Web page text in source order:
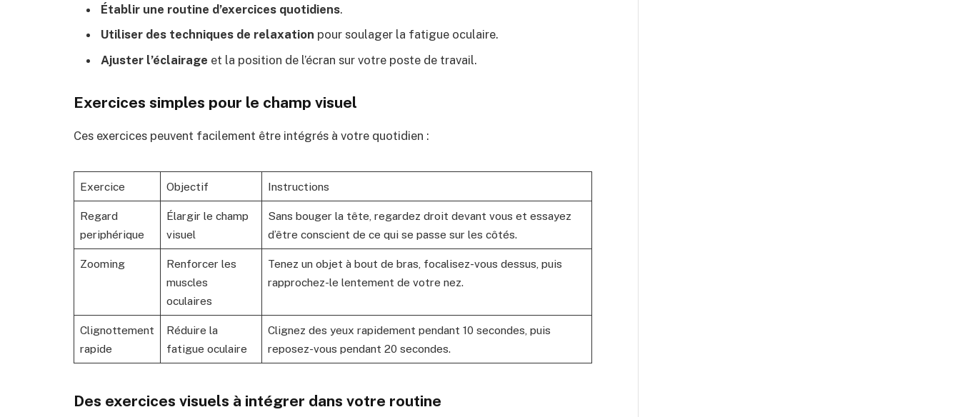
Établir une routine d’exercices quotidiens.
Utiliser des techniques de relaxation pour soulager la fatigue oculaire.
Ajuster l’éclairage et la position de l’écran sur votre poste de travail.
Exercices simples pour le champ visuel
Ces exercices peuvent facilement être intégrés à votre quotidien :
Exercice Objectif Instructions
Regard
periphérique
Élargir le champ
visuel
Sans bouger la tête, regardez droit devant vous et essayez
d’être conscient de ce qui se passe sur les côtés.
Zooming
Renforcer les
muscles
oculaires
Tenez un objet à bout de bras, focalisez-vous dessus, puis
rapprochez-le lentement de votre nez.
Clignottement
rapide
Réduire la
fatigue oculaire
Clignez des yeux rapidement pendant 10 secondes, puis
reposez-vous pendant 20 secondes.
Des exercices visuels à intégrer dans votre routine